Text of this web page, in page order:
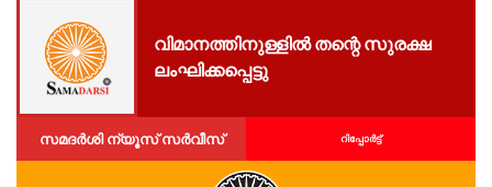
വിമാനത്തിനുള്ളിൽ തന്റെ സുരക്ഷ
ലംഘിക്കപ്പെട്ടു
സമദർശി ന്യൂസ് സർവീസ് റിപ്പോര്‍ട്ട്